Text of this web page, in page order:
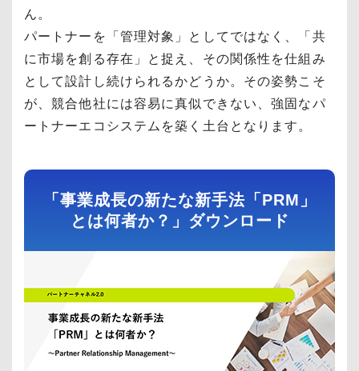
ん。
パートナーを「管理対象」としてではなく、「共
に市場を創る存在」と捉え、その関係性を仕組み
として設計し続けられるかどうか。その姿勢こそ
が、競合他社には容易に真似できない、強固なパ
ートナーエコシステムを築く土台となります。
「事業成長の新たな新手法「PRM」
とは何者か？」ダウンロード